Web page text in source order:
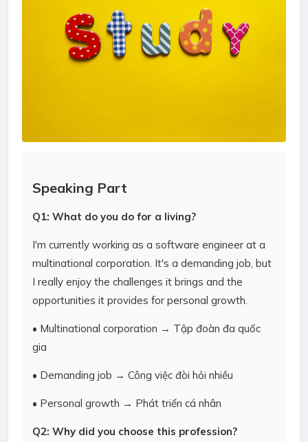
Speaking Part
Q1: What do you do for a living?
I'm currently working as a software engineer at a
multinational corporation. It's a demanding job, but
I really enjoy the challenges it brings and the
opportunities it provides for personal growth.
• Multinational corporation → Tập đoàn đa quốc
gia
• Demanding job → Công việc đòi hỏi nhiều
• Personal growth → Phát triển cá nhân
Q2: Why did you choose this profession?